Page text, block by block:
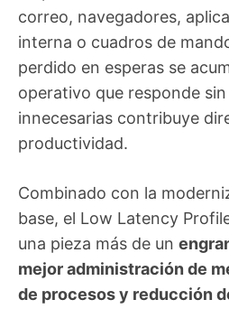
correo, navegadores,
interna o cuadros de
perdido en esperas se
operativo que responde
innecesarias contribuye
productividad.
Combinado con la
base, el Low Latency
una pieza más de un
mejor administración de
de procesos y reducción